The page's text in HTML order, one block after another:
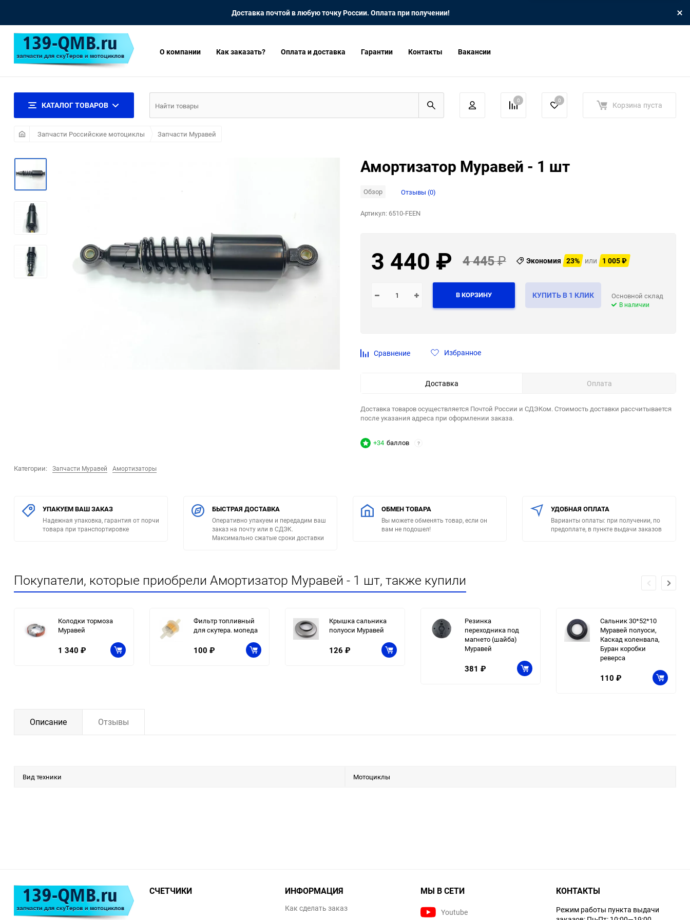
Доставка почтой в любую точку России. Оплата при получении!
О компании Как заказать? Оплата и доставка Гарантии Контакты Вакансии
КАТАЛОГ ТОВАРОВ 0 0 Корзина пуста
Запчасти Российские мотоциклы Запчасти Муравей
Категории: Запчасти Муравей Амортизаторы
Амортизатор Муравей - 1 шт
Обзор Отзывы (0)
Артикул: 6510-FEEN
3 440 ₽ 4 445₽ Экономия 23% или 1 005₽
В КОРЗИНУ КУПИТЬ В 1 КЛИК Основной склад
В наличии
Сравнение Избранное
Доставка Оплата
Доставка товаров осуществляется Почтой России и СДЭКом. Стоимость доставки рассчитывается
после указания адреса при оформлении заказа.
+34 баллов ?
УПАКУЕМ ВАШ ЗАКАЗ
Надежная упаковка, гарантия от порчи
товара при транспортировке
БЫСТРАЯ ДОСТАВКА
Оперативно упакуем и передадим ваш
заказ на почту или в СДЭК.
Максимально сжатые сроки доставки
ОБМЕН ТОВАРА
Вы можете обменять товар, если он
вам не подошел!
УДОБНАЯ ОПЛАТА
Варианты оплаты: при получении, по
предоплате, в пункте выдачи заказов
Покупатели, которые приобрели Амортизатор Муравей - 1 шт, также купили
Колодки тормоза
Муравей
1 340 ₽
Фильтр топливный
для скутера. мопеда
100 ₽
Крышка сальника
полуоси Муравей
126 ₽
Резинка
переходника под
магнето (шайба)
Муравей
381 ₽
Сальник 30*52*10
Муравей полуоси,
Каскад коленвала,
Буран коробки
реверса
110 ₽
Описание Отзывы
Вид техники Мотоциклы
СЧЕТЧИКИ ИНФОРМАЦИЯ
Как сделать заказ
МЫ В СЕТИ
Youtube
КОНТАКТЫ
Режим работы пункта выдачи